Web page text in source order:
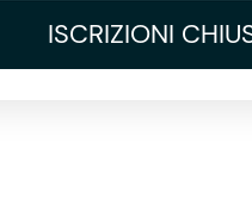
ISCRIZIONI